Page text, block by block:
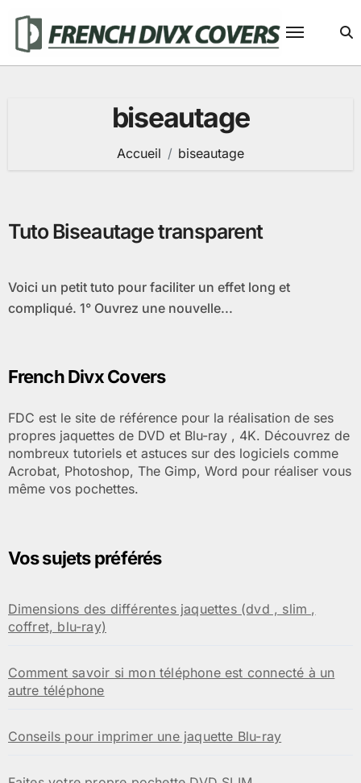
contenu
biseautage
Accueil biseautage
Tuto Biseautage transparent
Voici un petit tuto pour faciliter un effet long et
compliqué. 1° Ouvrez une nouvelle...
French Divx Covers
FDC est le site de référence pour la réalisation de ses
propres jaquettes de DVD et Blu-ray , 4K. Découvrez de
nombreux tutoriels et astuces sur des logiciels comme
Acrobat, Photoshop, The Gimp, Word pour réaliser vous
même vos pochettes.
Vos sujets préférés
Dimensions des différentes jaquettes (dvd , slim ,
coffret, blu-ray)
Comment savoir si mon téléphone est connecté à un
autre téléphone
Conseils pour imprimer une jaquette Blu-ray